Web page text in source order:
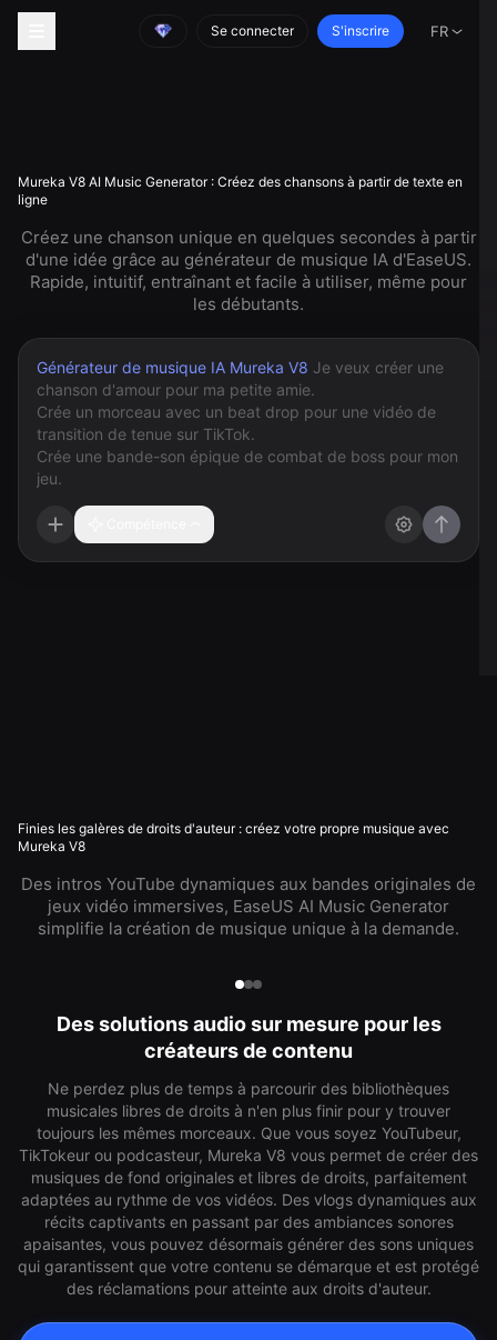
Se connecter S'inscrire FR
Mureka V8 AI Music Generator : Créez des chansons à partir de texte en
ligne
Créez une chanson unique en quelques secondes à partir
d'une idée grâce au générateur de musique IA d'EaseUS.
Rapide, intuitif, entraînant et facile à utiliser, même pour
les débutants.
Générateur de musique IA Mureka V8
Finies les galères de droits d'auteur : créez votre propre musique avec
Mureka V8
Des intros YouTube dynamiques aux bandes originales de
jeux vidéo immersives, EaseUS AI Music Generator
simplifie la création de musique unique à la demande.
Des solutions audio sur mesure pour les
créateurs de contenu
Ne perdez plus de temps à parcourir des bibliothèques
musicales libres de droits à n'en plus finir pour y trouver
toujours les mêmes morceaux. Que vous soyez YouTubeur,
TikTokeur ou podcasteur, Mureka V8 vous permet de créer des
musiques de fond originales et libres de droits, parfaitement
adaptées au rythme de vos vidéos. Des vlogs dynamiques aux
récits captivants en passant par des ambiances sonores
apaisantes, vous pouvez désormais générer des sons uniques
qui garantissent que votre contenu se démarque et est protégé
des réclamations pour atteinte aux droits d'auteur.